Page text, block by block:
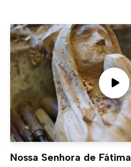
Nossa Senhora de Fátima